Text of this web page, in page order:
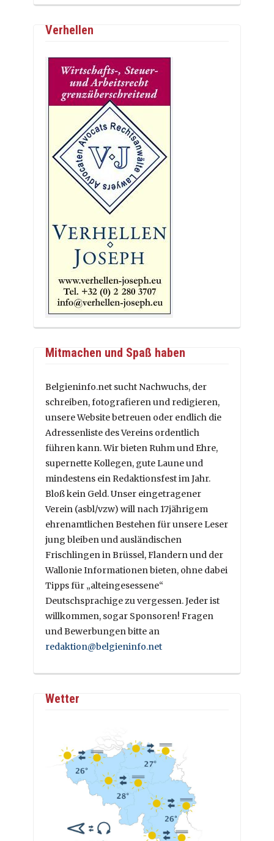
Verhellen
Mitmachen und Spaß haben
Belgieninfo.net sucht Nachwuchs, der
schreiben, fotografieren und redigieren,
unsere Website betreuen oder endlich die
Adressenliste des Vereins ordentlich
führen kann. Wir bieten Ruhm und Ehre,
supernette Kollegen, gute Laune und
mindestens ein Redaktionsfest im Jahr.
Bloß kein Geld. Unser eingetragener
Verein (asbl/vzw) will nach 17jährigem
ehrenamtlichen Bestehen für unsere Leser
jung bleiben und ausländischen
Frischlingen in Brüssel, Flandern und der
Wallonie Informationen bieten, ohne dabei
Tipps für „alteingesessene“
Deutschsprachige zu vergessen. Jeder ist
willkommen, sogar Sponsoren! Fragen
und Bewerbungen bitte an
redaktion@belgieninfo.net
Wetter